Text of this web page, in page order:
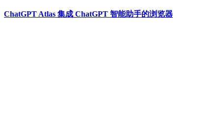
ChatGPT Atlas 集成 ChatGPT 智能助手的浏览器